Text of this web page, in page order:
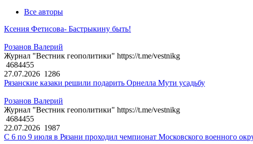
Все авторы
Ксения Фетисова- Бастрыкину быть!
Розанов Валерий
Журнал "Вестник геополитики" https://t.me/vestnikg
4684455
27.07.2026 1286
Рязанские казаки решили подарить Орнелла Мути усадьбу
Розанов Валерий
Журнал "Вестник геополитики" https://t.me/vestnikg
4684455
22.07.2026 1987
С 6 по 9 июля в Рязани проходил чемпионат Московского военного